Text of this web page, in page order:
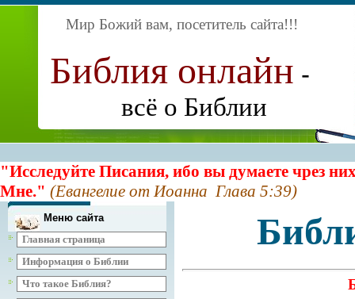
Мир Божий вам, посетитель сайта!!!
Библия онлайн -
всё о Библии
"Исследуйте Писания, ибо вы думаете чрез
Мне." (Евангелие от Иоанна Глава 5:39)
Меню сайта
Главная страница
Информация о Библии
Что такое Библия?